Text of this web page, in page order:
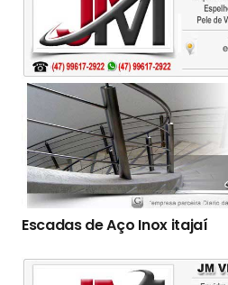
Escadas de Aço Inox itajaí